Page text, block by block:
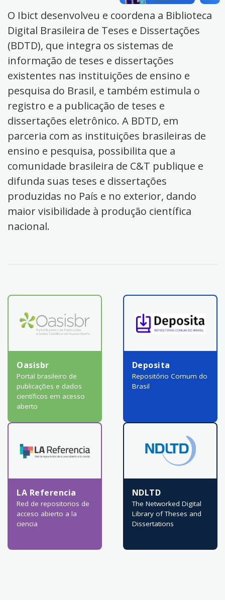
O Ibict desenvolveu e coordena a Biblioteca
Digital Brasileira de Teses e Dissertações
(BDTD), que integra os sistemas de
informação de teses e dissertações
existentes nas instituições de ensino e
pesquisa do Brasil, e também estimula o
registro e a publicação de teses e
dissertações eletrônico. A BDTD, em
parceria com as instituições brasileiras de
ensino e pesquisa, possibilita que a
comunidade brasileira de C&T publique e
difunda suas teses e dissertações
produzidas no País e no exterior, dando
maior visibilidade à produção científica
nacional.
Oasisbr
Portal brasileiro de
publicações e dados
científicos em acesso
aberto
Deposita
Repositório Comum do
Brasil
LA Referencia
Red de repositorios de
acceso abierto a la
ciencia
NDLTD
The Networked Digital
Library of Theses and
Dissertations